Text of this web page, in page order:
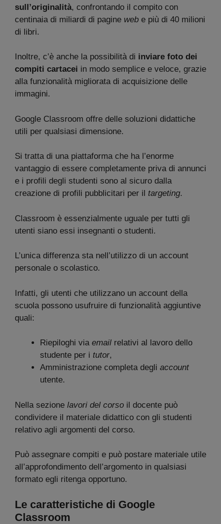
sull’originalità, confrontando il compito con
centinaia di miliardi di pagine web e più di 40 milioni
di libri.
Inoltre, c’è anche la possibilità di inviare foto dei
compiti cartacei in modo semplice e veloce, grazie
alla funzionalità migliorata di acquisizione delle
immagini.
Google Classroom offre delle soluzioni didattiche
utili per qualsiasi dimensione.
Si tratta di una piattaforma che ha l’enorme
vantaggio di essere completamente priva di annunci
e i profili degli studenti sono al sicuro dalla
creazione di profili pubblicitari per il targeting.
Classroom è essenzialmente uguale per tutti gli
utenti siano essi insegnanti o studenti.
L’unica differenza sta nell’utilizzo di un account
personale o scolastico.
Infatti, gli utenti che utilizzano un account della
scuola possono usufruire di funzionalità aggiuntive
quali:
Riepiloghi via email relativi al lavoro dello
studente per i tutor,
Amministrazione completa degli account
utente.
Nella sezione lavori del corso il docente può
condividere il materiale didattico con gli studenti
relativo agli argomenti del corso.
Può assegnare compiti e può postare materiale utile
all’approfondimento dell’argomento in qualsiasi
formato egli ritenga opportuno.
Le caratteristiche di Google
Classroom